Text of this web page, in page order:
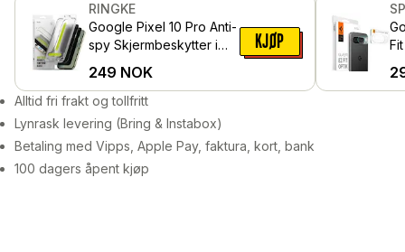
RINGKE
Google Pixel 10 Pro Anti-
spy Skjermbeskytter i
monteringsram (2-pack)
249 NOK
KJØP
Alltid fri frakt og tollfritt
Lynrask levering (Bring & Instabox)
Betaling med Vipps, Apple Pay, faktura, kort, bank
100 dagers åpent kjøp